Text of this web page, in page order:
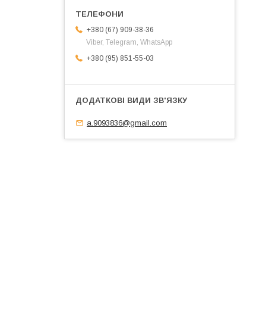
+380 (67) 909-38-36
Viber, Telegram, WhatsApp
+380 (95) 851-55-03
a.9093836@gmail.com